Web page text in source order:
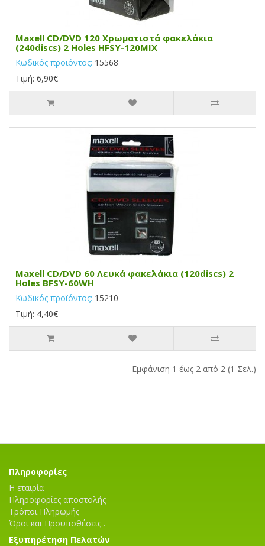
Maxell CD/DVD 120 Χρωματιστά φακελάκια
(240discs) 2 Holes HFSY-120MIX
Κωδικός προϊόντος: 15568
Τιμή: 6,90€
Maxell CD/DVD 60 Λευκά φακελάκια (120discs) 2
Holes BFSY-60WH
Κωδικός προϊόντος: 15210
Τιμή: 4,40€
Εμφάνιση 1 έως 2 από 2 (1 Σελ.)
Πληροφορίες
Η εταιρία
Πληροφορίες αποστολής
Τρόποι Πληρωμής
Όροι και Προϋποθέσεις .
Εξυπηρέτηση Πελατών